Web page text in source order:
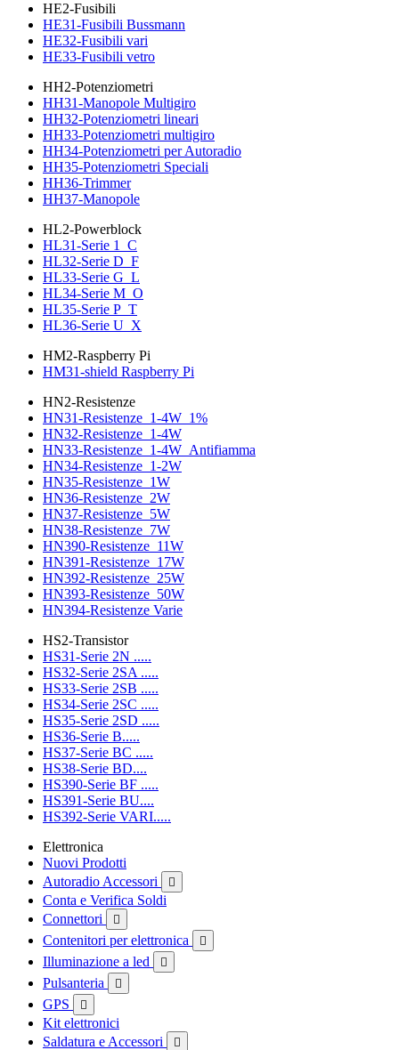
HE2-Fusibili
HE31-Fusibili Bussmann
HE32-Fusibili vari
HE33-Fusibili vetro
HH2-Potenziometri
HH31-Manopole Multigiro
HH32-Potenziometri lineari
HH33-Potenziometri multigiro
HH34-Potenziometri per Autoradio
HH35-Potenziometri Speciali
HH36-Trimmer
HH37-Manopole
HL2-Powerblock
HL31-Serie 1_C
HL32-Serie D_F
HL33-Serie G_L
HL34-Serie M_O
HL35-Serie P_T
HL36-Serie U_X
HM2-Raspberry Pi
HM31-shield Raspberry Pi
HN2-Resistenze
HN31-Resistenze_1-4W_1%
HN32-Resistenze_1-4W
HN33-Resistenze_1-4W_Antifiamma
HN34-Resistenze_1-2W
HN35-Resistenze_1W
HN36-Resistenze_2W
HN37-Resistenze_5W
HN38-Resistenze_7W
HN390-Resistenze_11W
HN391-Resistenze_17W
HN392-Resistenze_25W
HN393-Resistenze_50W
HN394-Resistenze Varie
HS2-Transistor
HS31-Serie 2N .....
HS32-Serie 2SA .....
HS33-Serie 2SB .....
HS34-Serie 2SC .....
HS35-Serie 2SD .....
HS36-Serie B.....
HS37-Serie BC .....
HS38-Serie BD....
HS390-Serie BF .....
HS391-Serie BU....
HS392-Serie VARI.....
Elettronica
Nuovi Prodotti
Autoradio Accessori

Conta e Verifica Soldi
Connettori

Contenitori per elettronica 
Illuminazione a led 
Pulsanteria 
GPS 
Kit elettronici
Saldatura e Accessori
